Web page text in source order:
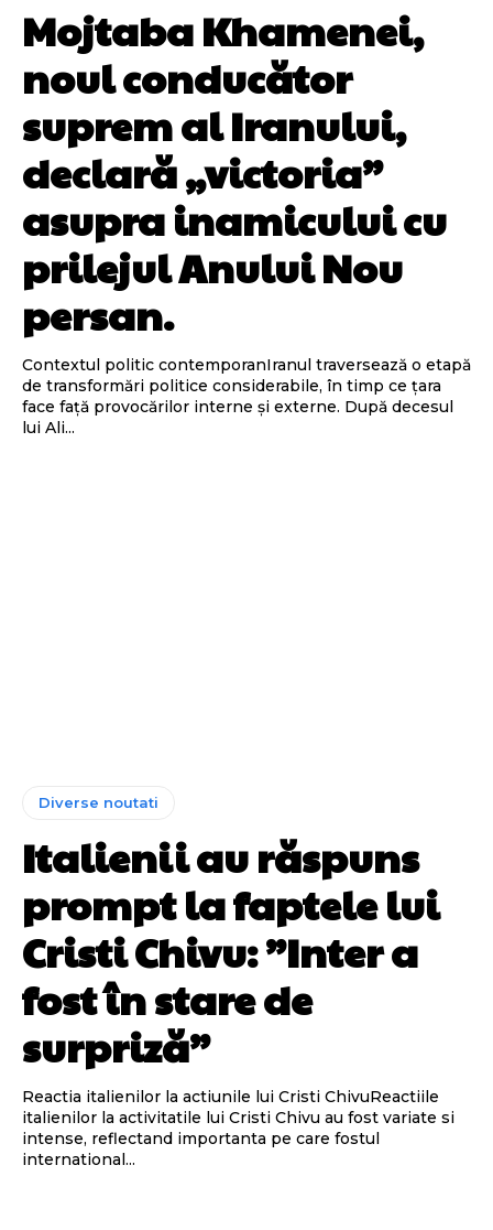
Mojtaba Khamenei,
noul conducător
suprem al Iranului,
declară „victoria”
asupra inamicului cu
prilejul Anului Nou
persan.
Contextul politic contemporanIranul traversează o etapă
de transformări politice considerabile, în timp ce țara
face față provocărilor interne și externe. După decesul
lui Ali...
Diverse noutati
Italienii au răspuns
prompt la faptele lui
Cristi Chivu: ”Inter a
fost în stare de
surpriză”
Reactia italienilor la actiunile lui Cristi ChivuReactiile
italienilor la activitatile lui Cristi Chivu au fost variate si
intense, reflectand importanta pe care fostul
international...